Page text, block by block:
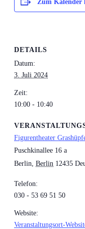
Zum Kalender
DETAILS
Datum:
3. Juli 2024
Zeit:
10:00 - 10:40
Figurentheater
Puschkinallee 16 a
Berlin Berlin 12435
Telefon:
030 - 53 69 51 50
Website:
Veranstaltungsort-